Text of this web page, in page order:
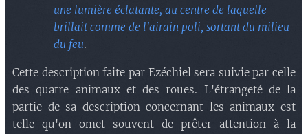
une lumière éclatante, au centre de laquelle
brillait comme de l'airain poli, sortant du milieu
du feu.
Cette description faite par Ezéchiel sera suivie par celle
des quatre animaux et des roues. L'étrangeté de la
partie de sa description concernant les animaux est
telle qu'on omet souvent de prêter attention à la